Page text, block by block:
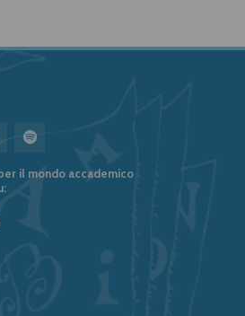
il mondo accademico